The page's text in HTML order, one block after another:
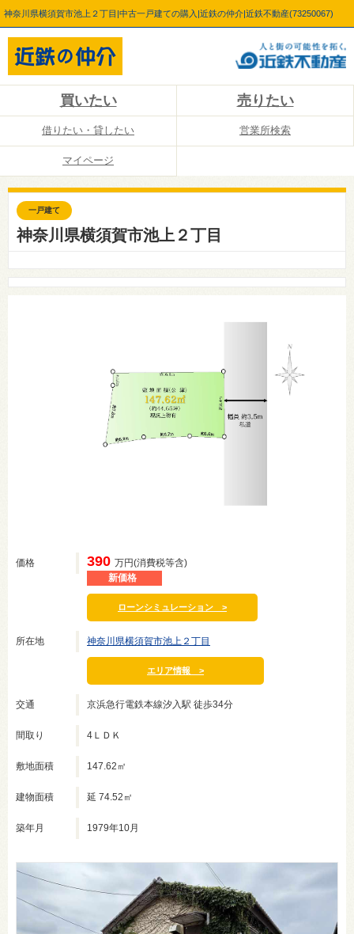
神奈川県横須賀市池上２丁目|中古一戸建ての購入|近鉄の仲介|近鉄不動産(73250067)
買いたい 売りたい
借りたい・貸したい 営業所検索
マイページ
一戸建て
神奈川県横須賀市池上２丁目
価格 390 万円(消費税等含)
新価格
ローンシミュレーション >
所在地 神奈川県横須賀市池上２丁目
エリア情報 >
交通 京浜急行電鉄本線汐入駅 徒歩34分
間取り 4ＬＤＫ
敷地面積 147.62㎡
建物面積 延 74.52㎡
築年月 1979年10月